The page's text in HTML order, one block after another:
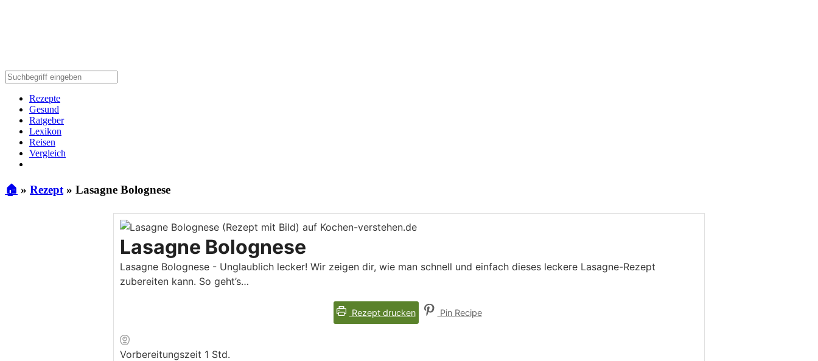
Rezepte
Gesund
Ratgeber
Lexikon
Reisen
Vergleich
🏠 » Rezept » Lasagne Bolognese
Lasagne Bolognese
Lasagne Bolognese - Unglaublich lecker! Wir zeigen dir, wie man schnell und einfach dieses leckere Lasagne-Rezept
zubereiten kann. So geht’s…
Rezept drucken Pin Recipe
Vorbereitungszeit 1 Stunde
Std.